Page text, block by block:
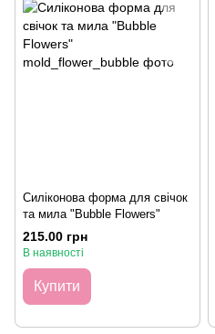
Силіконова форма для свічок
та мила "Bubble Flowers"
215.00 грн
В наявності
Купити